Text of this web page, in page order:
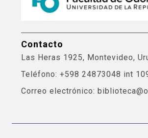
Contacto
Las Heras 1925, Montevideo,
Teléfono: +598 24873048 int
Correo electrónico: